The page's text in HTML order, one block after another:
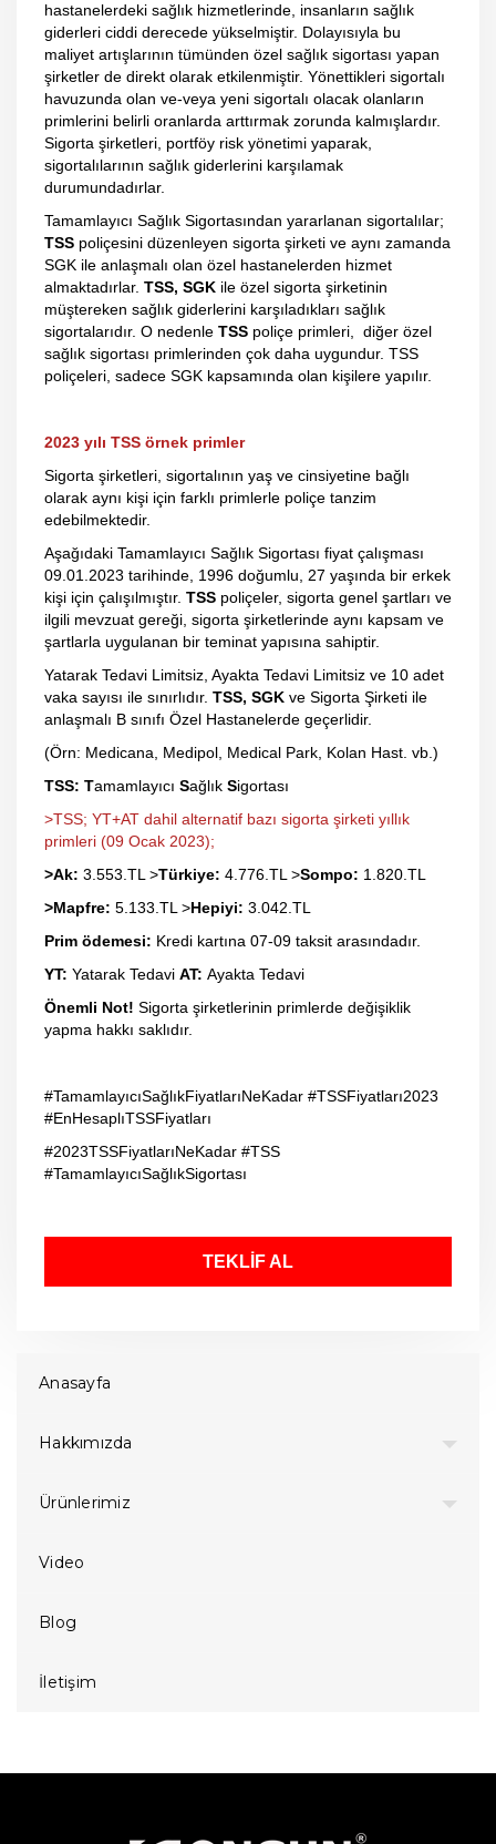
hastanelerdeki sağlık hizmetlerinde, insanların sağlık
giderleri ciddi derecede yükselmiştir. Dolayısıyla bu
maliyet artışlarının tümünden özel sağlık sigortası yapan
şirketler de direkt olarak etkilenmiştir. Yönettikleri sigortalı
havuzunda olan ve-veya yeni sigortalı olacak olanların
primlerini belirli oranlarda arttırmak zorunda kalmışlardır.
Sigorta şirketleri, portföy risk yönetimi yaparak,
sigortalılarının sağlık giderlerini karşılamak
durumundadırlar.
Tamamlayıcı Sağlık Sigortasından yararlanan sigortalılar;
TSS poliçesini düzenleyen sigorta şirketi ve aynı zamanda
SGK ile anlaşmalı olan özel hastanelerden hizmet
almaktadırlar. TSS, SGK ile özel sigorta şirketinin
müştereken sağlık giderlerini karşıladıkları sağlık
sigortalarıdır. O nedenle TSS poliçe primleri, diğer özel
sağlık sigortası primlerinden çok daha uygundur. TSS
poliçeleri, sadece SGK kapsamında olan kişilere yapılır.
2023 yılı TSS örnek primler
Sigorta şirketleri, sigortalının yaş ve cinsiyetine bağlı
olarak aynı kişi için farklı primlerle poliçe tanzim
edebilmektedir.
Aşağıdaki Tamamlayıcı Sağlık Sigortası fiyat çalışması
09.01.2023 tarihinde, 1996 doğumlu, 27 yaşında bir erkek
kişi için çalışılmıştır. TSS poliçeler, sigorta genel şartları ve
ilgili mevzuat gereği, sigorta şirketlerinde aynı kapsam ve
şartlarla uygulanan bir teminat yapısına sahiptir.
Yatarak Tedavi Limitsiz, Ayakta Tedavi Limitsiz ve 10 adet
vaka sayısı ile sınırlıdır. TSS, SGK ve Sigorta Şirketi ile
anlaşmalı B sınıfı Özel Hastanelerde geçerlidir.
(Örn: Medicana, Medipol, Medical Park, Kolan Hast. vb.)
TSS: Tamamlayıcı Sağlık Sigortası
>TSS; YT+AT dahil alternatif bazı sigorta şirketi yıllık
primleri (09 Ocak 2023);
>Ak: 3.553.TL >Türkiye: 4.776.TL >Sompo: 1.820.TL
>Mapfre: 5.133.TL >Hepiyi: 3.042.TL
Prim ödemesi: Kredi kartına 07-09 taksit arasındadır.
YT: Yatarak Tedavi AT: Ayakta Tedavi
Önemli Not! Sigorta şirketlerinin primlerde değişiklik
yapma hakkı saklıdır.
#TamamlayıcıSağlıkFiyatlarıNeKadar #TSSFiyatları2023
#EnHesaplıTSSFiyatları
#2023TSSFiyatlarıNeKadar #TSS
#TamamlayıcıSağlıkSigortası
TEKLİF AL
Anasayfa
Hakkımızda
Ürünlerimiz
Video
Blog
İletişim